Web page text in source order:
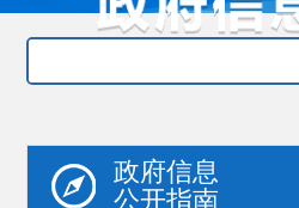
政府信息
公开指南